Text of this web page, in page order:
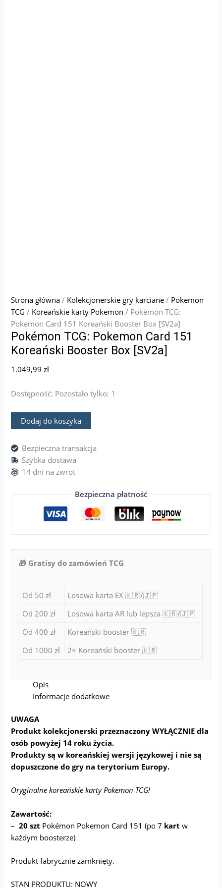
Strona główna / Kolekcjonerskie gry karciane / Pokemon
TCG / Koreańskie karty Pokemon / Pokémon TCG:
Pokemon Card 151 Koreański Booster Box [SV2a]
Pokémon TCG: Pokemon Card 151
Koreański Booster Box [SV2a]
1.049,99zł
Dostępność: Pozostało tylko: 1
Dodaj do koszyka
Bezpieczna transakcja
Szybka dostawa
14 dni na zwrot
Bezpieczna płatność
🎁 Gratisy do zamówień TCG
Od 50 zł
Losowa karta EX 🇰🇷/🇯🇵
Od 200 zł
Losowa karta AR lub lepsza 🇰🇷/🇯🇵
Od 400 zł
Koreański booster 🇰🇷
Od 1000 zł
2× Koreański booster 🇰🇷
Opis
Informacje dodatkowe
UWAGA
Produkt kolekcjonerski przeznaczony WYŁĄCZNIE dla
osób powyżej 14 roku życia.
Produkty są w koreańskiej wersji językowej i nie są
dopuszczone do gry na terytorium Europy.
Oryginalne koreańskie karty Pokemon TCG!
Zawartość:
– 20 szt Pokémon Pokemon Card 151 (po 7 kart w
każdym boosterze)
Produkt fabrycznie zamknięty.
STAN PRODUKTU: NOWY